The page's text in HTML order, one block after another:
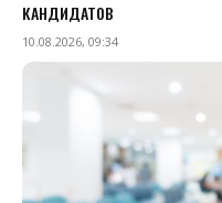
КАНДИДАТОВ
10.08.2026, 09:34